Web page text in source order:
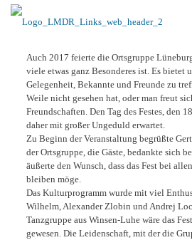
Auch 2017 feierte die Ortsgruppe
viele etwas ganz Besonderes ist. Es bietet
Gelegenheit, Bekannte und Freunde zu
Weile nicht gesehen hat, oder man freut
Freundschaften. Den Tag des Festes, den
daher mit großer Ungeduld erwartet.
Zu Beginn der Veranstaltung begrüßte
der Ortsgruppe, die Gäste, bedankte sich
äußerte den Wunsch, dass das Fest bei
bleiben möge.
Das Kulturprogramm wurde mit viel
Wilhelm, Alexander Zlobin und Andrej
Tanzgruppe aus Winsen-Luhe wäre das
gewesen. Die Leidenschaft, mit der die